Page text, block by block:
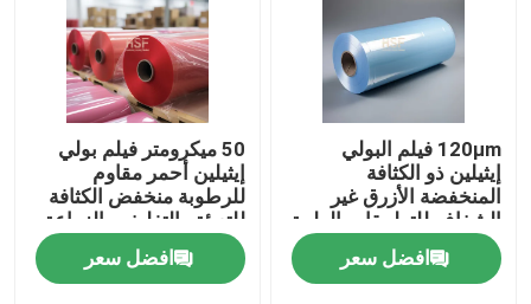
120μm فيلم البولي
إيثيلين ذو الكثافة
المنخفضة الأزرق غير
الشفاف للتطبيقات الطبية
افضل سعر
50 ميكرومتر فيلم بولي
إيثيلين أحمر مقاوم
للرطوبة منخفض الكثافة
للتعبئة والتغليف والزراعة
افضل سعر